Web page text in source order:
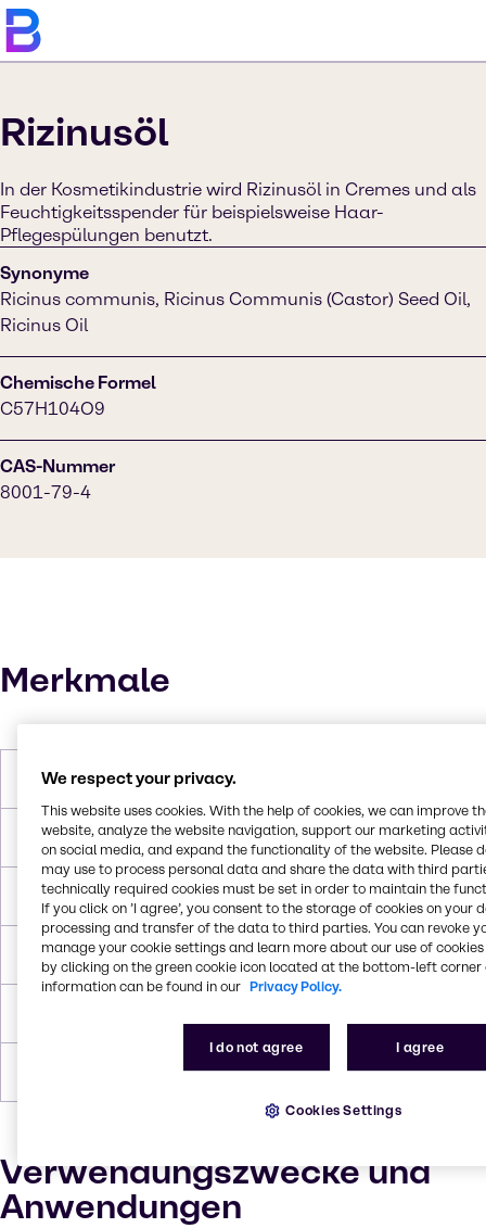
Rizinusöl
In der Kosmetikindustrie wird Rizinusöl in Cremes und als
Feuchtigkeitsspender für beispielsweise Haar-
Pflegespülungen benutzt.
Synonyme
Ricinus communis, Ricinus Communis (Castor) Seed Oil,
Ricinus Oil
Chemische Formel
C57H104O9
CAS-Nummer
8001-79-4
Merkmale
Molares Gewicht
Schmelzpunkt -10°C to -18°C
Siedepunkt 313 °C
Flammpunkt 230.0°C
Flüssig, Viskos, Gelb
Verwendungszwecke und
Anwendungen
We respect your privacy.
This website uses cookies. With the help of cookies, we can improve
website, analyze the website navigation, support our marketing
on social media, and expand the functionality of the website. Please
may use to process personal data and share the data with third
technically required cookies must be set in order to maintain the
If you click on ’I agree’, you consent to the storage of cookies on your
processing and transfer of the data to third parties. You can revoke
manage your cookie settings and learn more about our use of cookies
by clicking on the green cookie icon located at the bottom-left corner
information can be found in our Privacy Policy.
I do not agree I agree
Cookies Settings